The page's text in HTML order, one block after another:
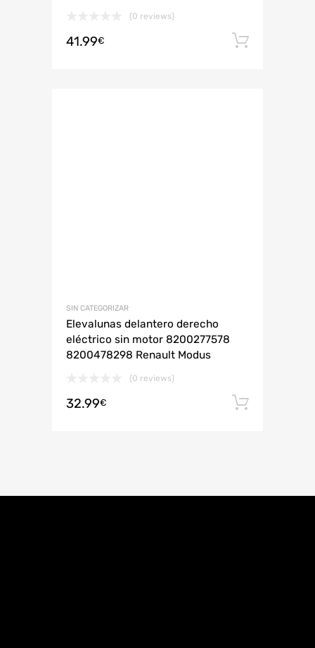
(0 reviews)
41.99€
SIN CATEGORIZAR
Elevalunas delantero derecho
eléctrico sin motor 8200277578
8200478298 Renault Modus
(0 reviews)
32.99€